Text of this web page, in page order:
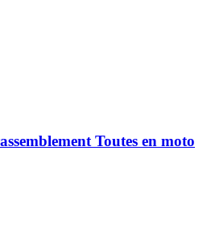
Toutes en moto